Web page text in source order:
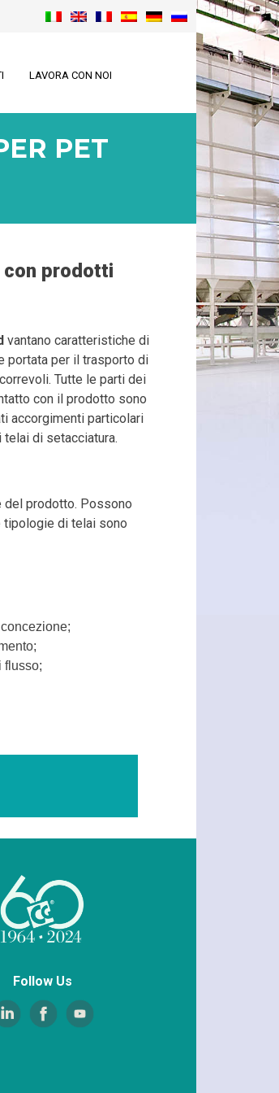
LAVORA CON NOI
PET
con prodotti
vantano caratteristiche di
portata per il trasporto di
Tutte le parti dei
con il prodotto sono
accorgimenti particolari
di setacciatura.
del prodotto. Possono
di telai sono
flusso;
Follow Us